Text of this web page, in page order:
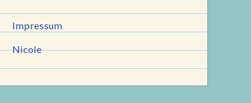
Impressum
Nicole